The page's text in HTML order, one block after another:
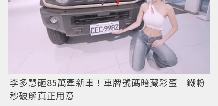
李多慧砸85萬牽新車！車牌號碼暗藏彩蛋 鐵粉
秒破解真正用意